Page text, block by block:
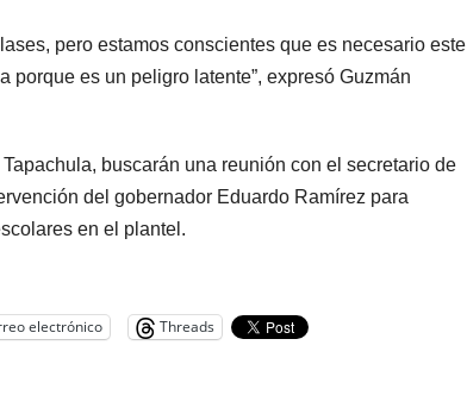
pero estamos conscientes que es necesario este
es un peligro latente”, expresó Guzmán
buscarán una reunión con el secretario de
del gobernador Eduardo Ramírez para
en el plantel.
electrónico Threads